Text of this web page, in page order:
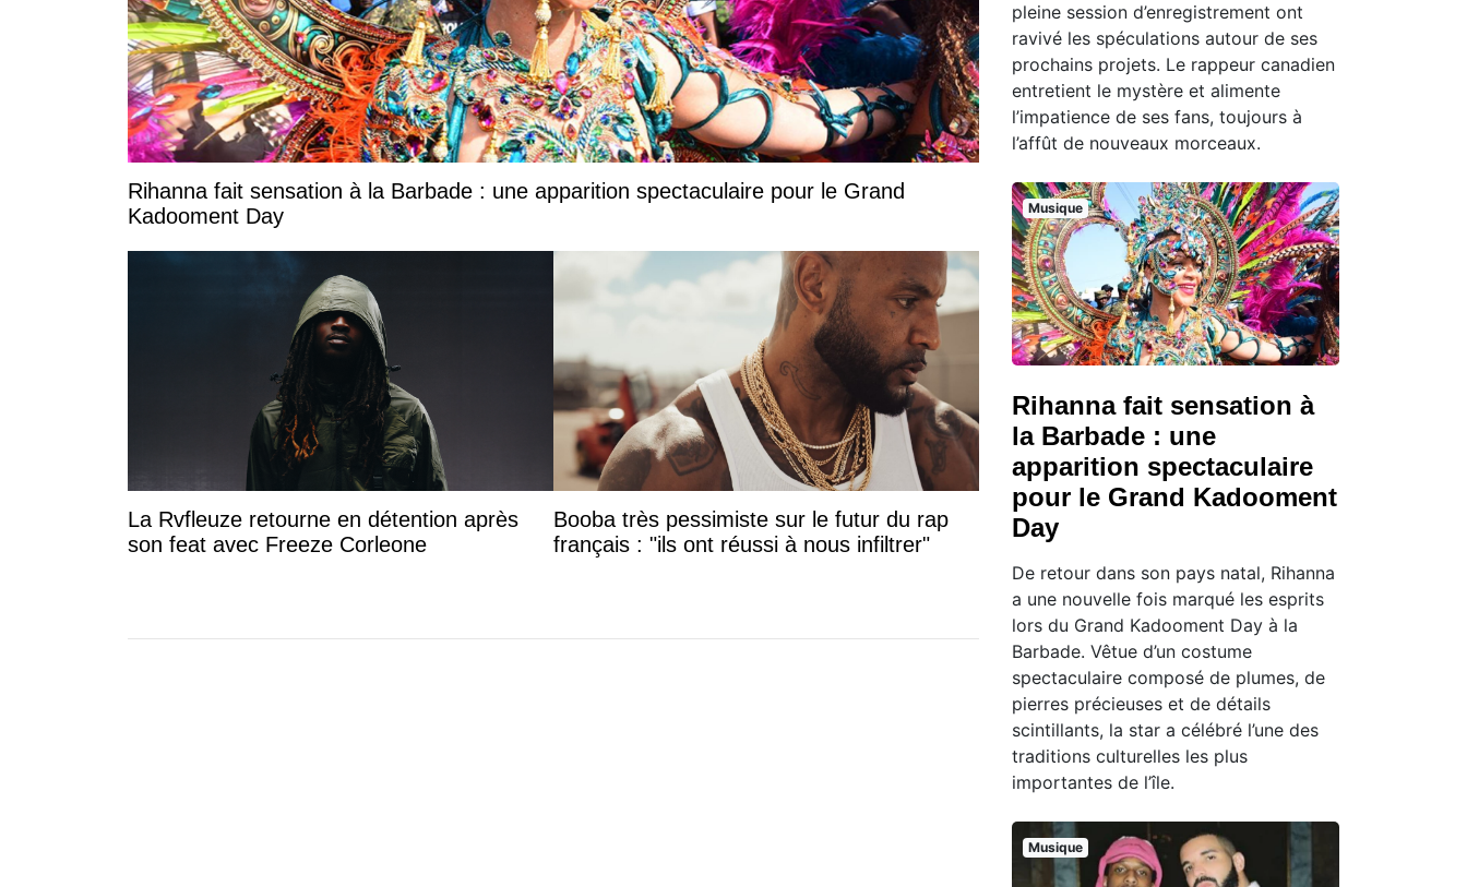
Rihanna fait sensation à la Barbade : une apparition spectaculaire pour le Grand
Kadooment Day
La Rvfleuze retourne en détention après
son feat avec Freeze Corleone
Booba très pessimiste sur le futur du rap
français : "ils ont réussi à nous infiltrer"
pleine session d’enregistrement ont
ravivé les spéculations autour de ses
prochains projets. Le rappeur canadien
entretient le mystère et alimente
l’impatience de ses fans, toujours à
l’affût de nouveaux morceaux.
Musique
Rihanna fait sensation à
la Barbade : une
apparition spectaculaire
pour le Grand Kadooment
Day
De retour dans son pays natal, Rihanna
a une nouvelle fois marqué les esprits
lors du Grand Kadooment Day à la
Barbade. Vêtue d’un costume
spectaculaire composé de plumes, de
pierres précieuses et de détails
scintillants, la star a célébré l’une des
traditions culturelles les plus
importantes de l’île.
Musique